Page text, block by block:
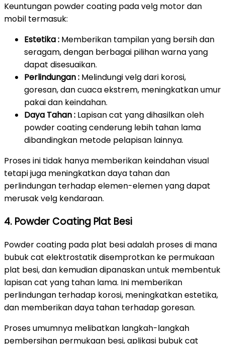
Keuntungan powder coating pada velg motor dan
mobil termasuk:
Estetika : Memberikan tampilan yang bersih dan
seragam, dengan berbagai pilihan warna yang
dapat disesuaikan.
Perlindungan : Melindungi velg dari korosi,
goresan, dan cuaca ekstrem, meningkatkan umur
pakai dan keindahan.
Daya Tahan : Lapisan cat yang dihasilkan oleh
powder coating cenderung lebih tahan lama
dibandingkan metode pelapisan lainnya.
Proses ini tidak hanya memberikan keindahan visual
tetapi juga meningkatkan daya tahan dan
perlindungan terhadap elemen-elemen yang dapat
merusak velg kendaraan.
4. Powder Coating Plat Besi
Powder coating pada plat besi adalah proses di mana
bubuk cat elektrostatik disemprotkan ke permukaan
plat besi, dan kemudian dipanaskan untuk membentuk
lapisan cat yang tahan lama. Ini memberikan
perlindungan terhadap korosi, meningkatkan estetika,
dan memberikan daya tahan terhadap goresan.
Proses umumnya melibatkan langkah-langkah
pembersihan permukaan besi, aplikasi bubuk cat